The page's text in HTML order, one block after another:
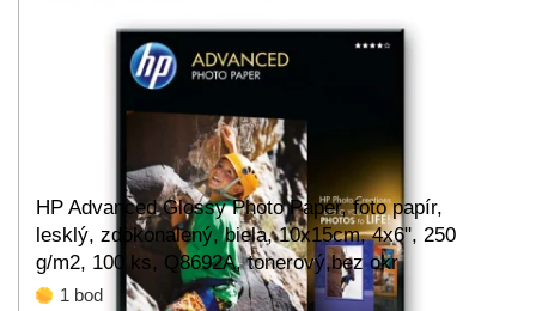
HP Advanced Glossy Photo Paper, foto papír,
lesklý, zdokonalený, biela, 10x15cm, 4x6", 250
g/m2, 100 ks, Q8692A, tonerový,bez okr
1 bod